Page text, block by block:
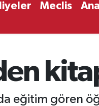
Meclis
eğitim gören